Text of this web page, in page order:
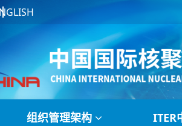
组织管理架构 ITER